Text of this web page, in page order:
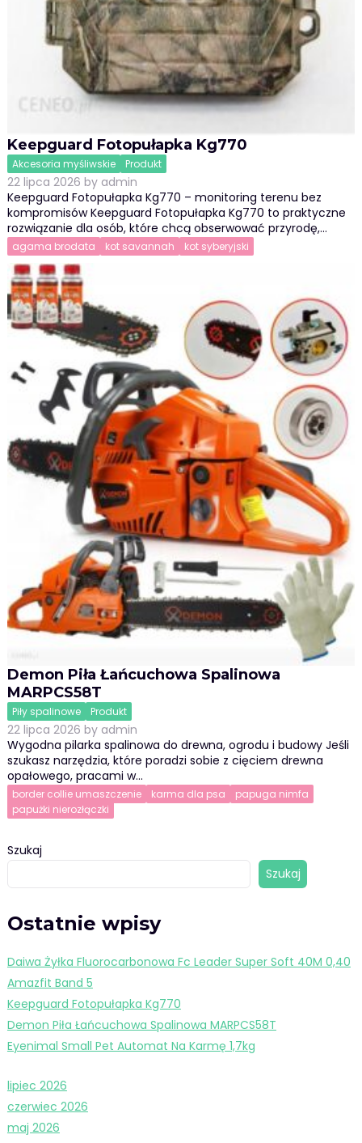
Keepguard Fotopułapka Kg770
Akcesoria myśliwskie Produkt
22 lipca 2026 by admin
Keepguard Fotopułapka Kg770 – monitoring terenu bez
kompromisów Keepguard Fotopułapka Kg770 to praktyczne
rozwiązanie dla osób, które chcą obserwować przyrodę,…
agama brodata kot savannah kot syberyjski
Demon Piła Łańcuchowa Spalinowa
MARPCS58T
Piły spalinowe Produkt
22 lipca 2026 by admin
Wygodna pilarka spalinowa do drewna, ogrodu i budowy Jeśli
szukasz narzędzia, które poradzi sobie z cięciem drewna
opałowego, pracami w…
border collie umaszczenie karma dla psa
papuga nimfa
papużki nierozłączki
Szukaj
Szukaj
Ostatnie wpisy
Daiwa Żyłka Fluorocarbonowa Fc Leader Super Soft 40M 0,40
Amazfit Band 5
Keepguard Fotopułapka Kg770
Demon Piła Łańcuchowa Spalinowa MARPCS58T
Eyenimal Small Pet Automat Na Karmę 1,7kg
lipiec 2026
czerwiec 2026
maj 2026